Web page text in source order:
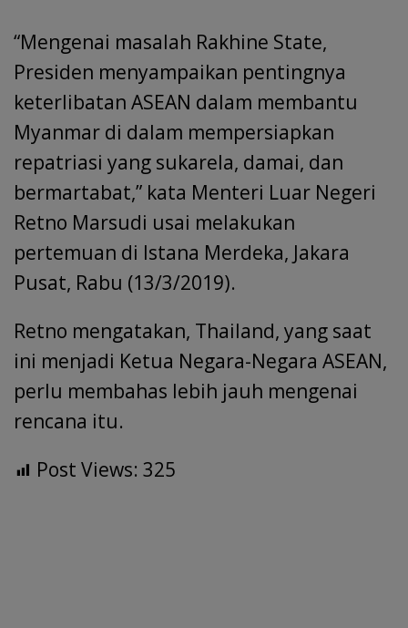
“Mengenai masalah Rakhine State,
Presiden menyampaikan pentingnya
keterlibatan ASEAN dalam membantu
Myanmar di dalam mempersiapkan
repatriasi yang sukarela, damai, dan
bermartabat,” kata Menteri Luar Negeri
Retno Marsudi usai melakukan
pertemuan di Istana Merdeka, Jakara
Pusat, Rabu (13/3/2019).
Retno mengatakan, Thailand, yang saat
ini menjadi Ketua Negara-Negara ASEAN,
perlu membahas lebih jauh mengenai
rencana itu.
Post Views: 325